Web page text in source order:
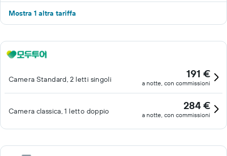
Mostra 1 altra tariffa
Camera Standard, 2 letti singoli 191 €
a notte, con commissioni
Camera classica, 1 letto doppio 284 €
a notte, con commissioni